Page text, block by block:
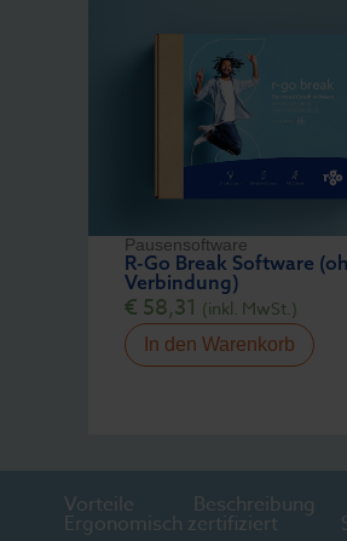
Pausensoftware
R-Go Break Software
Verbindung)
€ 58,31 (inkl. MwSt.)
In den Warenkorb
Vorteile Beschreibung
Ergonomisch zertifiziert